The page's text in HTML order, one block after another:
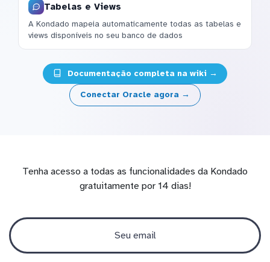
Tabelas e Views
A Kondado mapeia automaticamente todas as tabelas e
views disponíveis no seu banco de dados
Documentação completa na wiki →
Conectar Oracle agora →
Tenha acesso a todas as funcionalidades da Kondado
gratuitamente por 14 dias!